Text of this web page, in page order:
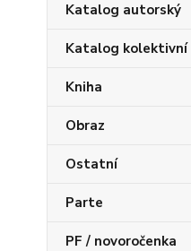
Katalog autorský
Katalog kolektivní
Kniha
Obraz
Ostatní
Parte
PF / novoročenka